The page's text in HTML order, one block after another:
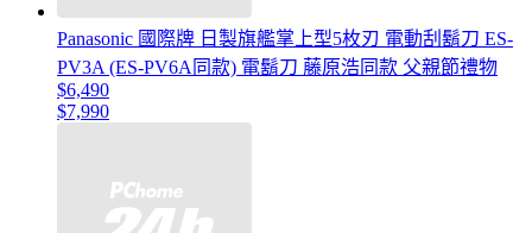
Panasonic 國際牌 日製旗艦掌上型5枚刃 電動刮鬍刀 ES-
PV3A (ES-PV6A同款) 電鬍刀 藤原浩同款 父親節禮物
$6,490
$7,990